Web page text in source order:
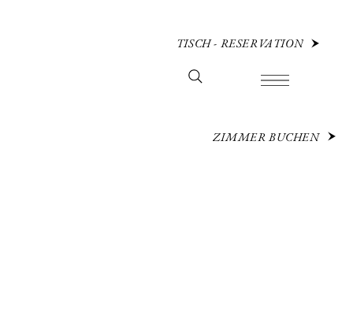
ZIMMER BUCHEN
TISCH - RESERVATION